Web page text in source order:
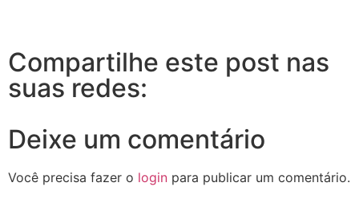
Compartilhe este post nas
suas redes:
Deixe um comentário
Você precisa fazer o login para publicar um comentário.